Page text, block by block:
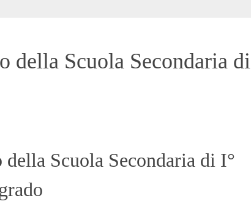
della Scuola Secondaria di
Scuola Secondaria di I°
grado